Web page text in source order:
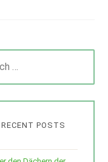
RECENT POSTS